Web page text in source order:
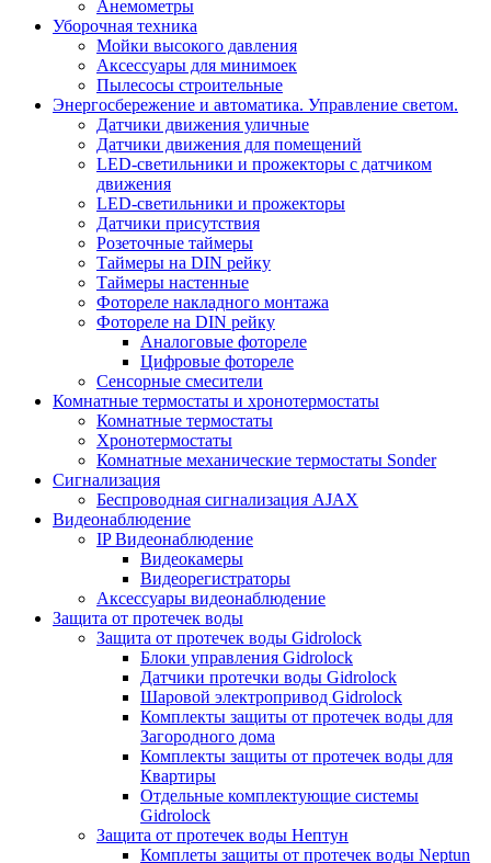
Анемометры
Уборочная техника
Мойки высокого давления
Аксессуары для минимоек
Пылесосы строительные
Энергосбережение и автоматика. Управление светом.
Датчики движения уличные
Датчики движения для помещений
LED-светильники и прожекторы с датчиком
движения
LED-светильники и прожекторы
Датчики присутствия
Розеточные таймеры
Таймеры на DIN рейку
Таймеры настенные
Фотореле накладного монтажа
Фотореле на DIN рейку
Аналоговые фотореле
Цифровые фотореле
Сенсорные смесители
Комнатные термостаты и хронотермостаты
Комнатные термостаты
Хронотермостаты
Комнатные механические термостаты Sonder
Сигнализация
Беспроводная сигнализация AJAX
Видеонаблюдение
IP Видеонаблюдение
Видеокамеры
Видеорегистраторы
Аксессуары видеонаблюдение
Защита от протечек воды
Защита от протечек воды Gidrolock
Блоки управления Gidrolock
Датчики протечки воды Gidrolock
Шаровой электропривод Gidrolock
Комплекты защиты от протечек воды для
Загородного дома
Комплекты защиты от протечек воды для
Квартиры
Отдельные комплектующие системы
Gidrolock
Защита от протечек воды Нептун
Комплеты защиты от протечек воды Neptun